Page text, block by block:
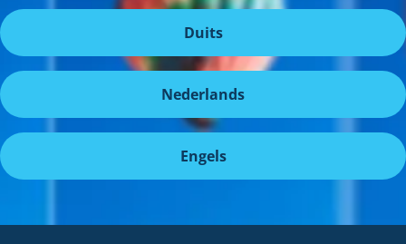
Duits
Nederlands
Engels